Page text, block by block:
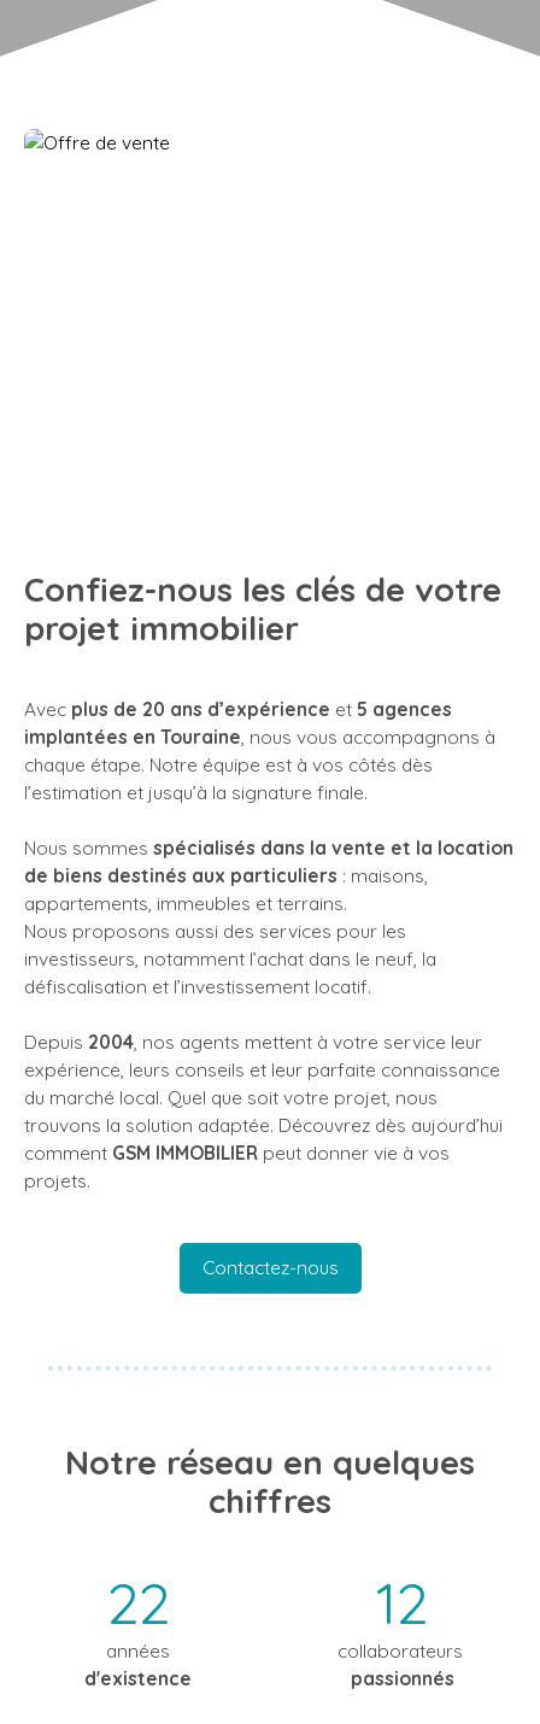
Confiez-nous les clés de votre
projet immobilier
Avec plus de 20 ans d’expérience et 5 agences
implantées en Touraine , nous vous accompagnons à
chaque étape. Notre équipe est à vos côtés dès
l’estimation et jusqu’à la signature finale.
Nous sommes spécialisés dans la vente et la location
de biens destinés aux particuliers : maisons,
appartements, immeubles et terrains.
Nous proposons aussi des services pour les
investisseurs, notamment l’achat dans le neuf, la
défiscalisation et l’investissement locatif.
Depuis 2004 , nos agents mettent à votre service leur
expérience, leurs conseils et leur parfaite connaissance
du marché local. Quel que soit votre projet, nous
trouvons la solution adaptée. Découvrez dès aujourd’hui
comment GSM IMMOBILIER peut donner vie à vos
projets.
Contactez-nous
Notre réseau en quelques
chiffres
22
années
d'existence
12
collaborateurs
passionnés